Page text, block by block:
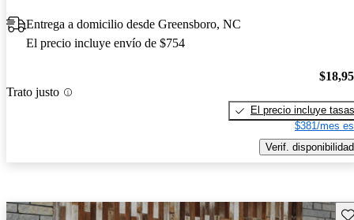
Entrega a domicilio desde Greensboro, NC
El precio incluye envío de $754
Trato justo
El precio incluye tasas
$381/mes
Verif. disponibilidad